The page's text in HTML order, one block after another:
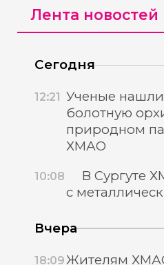
Лента новостей
Сегодня
12:21 Ученые
болотную
природном
ХМАО
10:08
В Сургуте
с
Вчера
18:09Жителям